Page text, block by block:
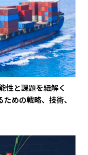
性と課題を紐解く
めの戦略、技術、